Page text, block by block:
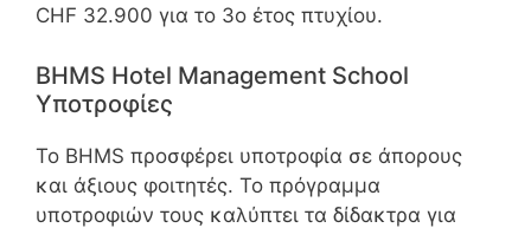
CHF 32.900 για το 3ο έτος πτυχίου.
BHMS Hotel Management School
Υποτροφίες
Το BHMS προσφέρει υποτροφία σε άπορους
και άξιους φοιτητές. Το πρόγραμμα
υποτροφιών τους καλύπτει τα δίδακτρα για